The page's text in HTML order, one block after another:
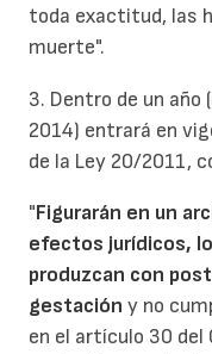
toda exactitud, las
muerte".
3. Dentro de un año
2014) entrará en
de la Ley 20/2011,
"Figurarán en un
efectos jurídicos,
produzcan con
gestación y no
en el artículo 30 del